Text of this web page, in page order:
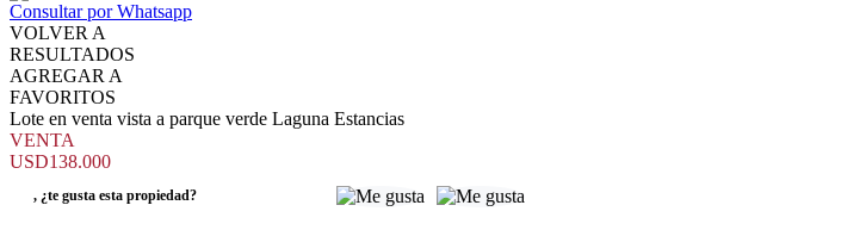
Consultar por Whatsapp
VOLVER A
RESULTADOS
AGREGAR A
FAVORITOS
Lote en venta vista a parque verde Laguna Estancias
VENTA
USD138.000
, ¿te gusta esta propiedad?